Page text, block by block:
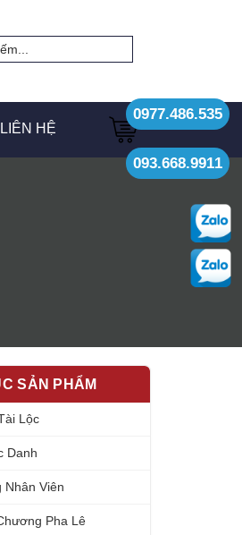
LIÊN HỆ
0977.486.535
093.668.9911
SẢN PHẨM
Lộc
Danh
Nhân Viên
Pha Lê